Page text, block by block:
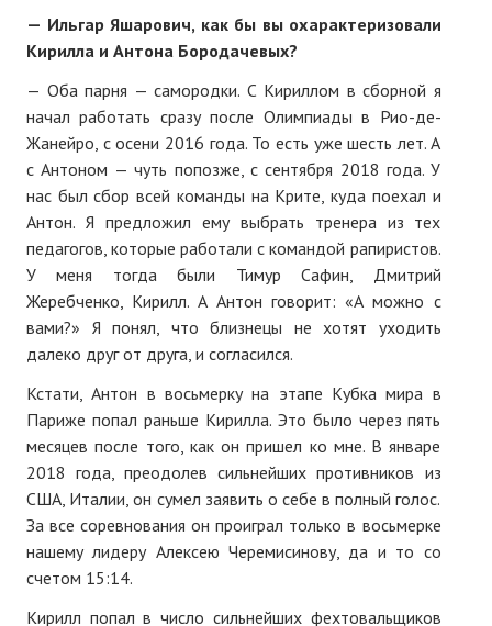
— Ильгар Яшарович, как бы вы охарактеризовали
Кирилла и Антона Бородачевых?
— Оба парня — самородки. С Кириллом в сборной я
начал работать сразу после Олимпиады в Рио-де-
Жанейро, с осени 2016 года. То есть уже шесть лет. А
с Антоном — чуть попозже, с сентября 2018 года. У
нас был сбор всей команды на Крите, куда поехал и
Антон. Я предложил ему выбрать тренера из тех
педагогов, которые работали с командой рапиристов.
У меня тогда были Тимур Сафин, Дмитрий
Жеребченко, Кирилл. А Антон говорит: «А можно с
вами?» Я понял, что близнецы не хотят уходить
далеко друг от друга, и согласился.
Кстати, Антон в восьмерку на этапе Кубка мира в
Париже попал раньше Кирилла. Это было через пять
месяцев после того, как он пришел ко мне. В январе
2018 года, преодолев сильнейших противников из
США, Италии, он сумел заявить о себе в полный голос.
За все соревнования он проиграл только в восьмерке
нашему лидеру Алексею Черемисинову, да и то со
счетом 15:14.
Кирилл попал в число сильнейших фехтовальщиков